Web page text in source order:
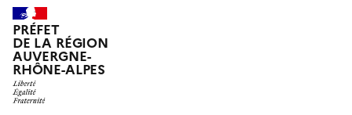
PRÉFET
DE LA RÉGION
AUVERGNE-
RHÔNE-ALPES